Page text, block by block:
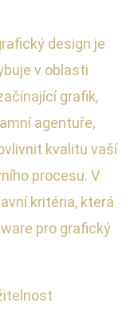
design je
v oblasti
grafik,
agentuře,
kvalitu vaší
procesu. V
kritéria, která
pro grafický